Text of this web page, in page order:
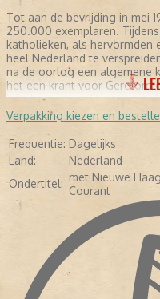
Tot aan de bevrijding in mei
250.000 exemplaren.
katholieken, als hervormden
heel Nederland te
na de oorlog een algemene
het een krant voor
bijbehorende politieke partij
NA DE OORLOG
Sieuwert Bruins Slot was na
vanTrouw
. Daarnaast was
Kamer. Zijn achtergrond
hoofdredactionele
Indonesië, christenen die
Dit duurde tot 1963. Uit het
de wijze waarop hij
werden als een belangrijk
beschouwd. Stichting De
van de krant waakte, zag
de krant in financieel zwaar
Verpakking kiezen en
Frequentie: Dagelijks
Land:
Nederland
Ondertitel: met Nieuwe
Courant